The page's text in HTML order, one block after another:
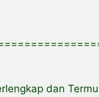
dan